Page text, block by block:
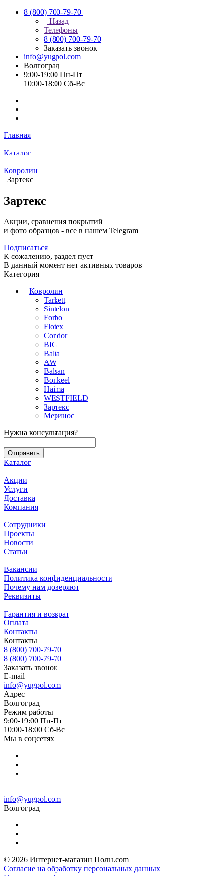
8 (800) 700-79-70
Назад
Телефоны
8 (800) 700-79-70
Заказать звонок
info@yugpol.com
Волгоград
9:00-19:00 Пн-Пт
10:00-18:00 Cб-Вс
Главная
Каталог
Ковролин
Зартекс
Зартекс
Акции, сравнения покрытий
и фото образцов - все в нашем Telegram
Подписаться
К сожалению, раздел пуст
В данный момент нет активных товаров
Категория
Ковролин
Tarkett
Sintelon
Forbo
Flotex
Condor
BIG
Balta
AW
Balsan
Bonkeel
Haima
WESTFIELD
Зартекс
Меринос
Нужна консультация?
Каталог
Акции
Услуги
Доставка
Компания
Сотрудники
Проекты
Новости
Статьи
Вакансии
Политика конфиденциальности
Почему нам доверяют
Реквизиты
Гарантия и возврат
Оплата
Контакты
Контакты
8 (800) 700-79-70
8 (800) 700-79-70
Заказать звонок
E-mail
info@yugpol.com
Адрес
Волгоград
Режим работы
9:00-19:00 Пн-Пт
10:00-18:00 Cб-Вс
Мы в соцсетях
info@yugpol.com
Волгоград
© 2026 Интернет-магазин Полы.com
Согласие на обработку персональных данных